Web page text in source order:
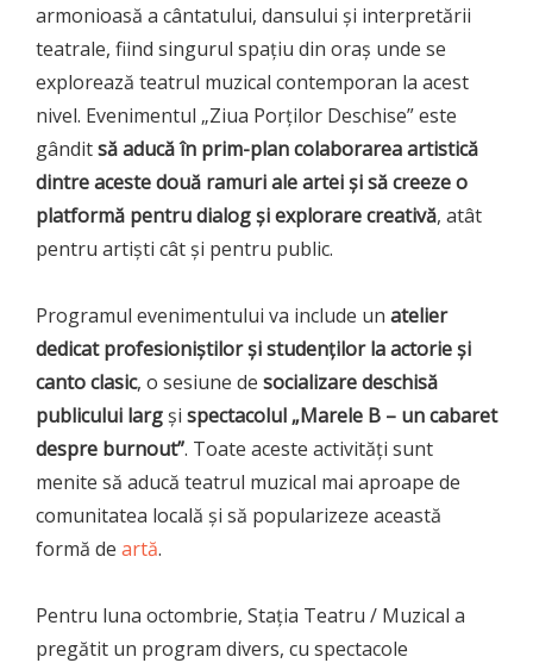
armonioasă a cântatului, dansului și interpretării
teatrale, fiind singurul spațiu din oraș unde se
explorează teatrul muzical contemporan la acest
nivel. Evenimentul „Ziua Porților Deschise” este
gânditsă aducă în prim-plan colaborarea artistică
dintre aceste două ramuri ale artei și să creeze o
platformă pentru dialog și explorare creativă, atât
pentru artiști cât și pentru public.
Programul evenimentului va include un atelier
dedicat profesioniștilor și studenților la actorie și
canto clasic, o sesiune de socializare deschisă
publicului largși spectacolul „Marele B – un cabaret
despre burnout”. Toate aceste activități sunt
menite să aducă teatrul muzical mai aproape de
comunitatea locală și să popularizeze această
formă de artă.
Pentru luna octombrie, Stația Teatru / Muzical a
pregătit un program divers, cu spectacole